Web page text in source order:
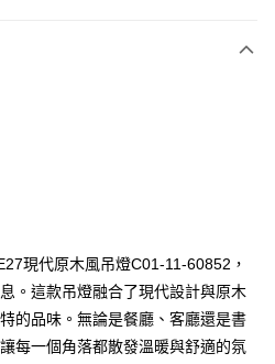
現代原木風吊燈C01-11-60852，
。這款吊燈融合了現代設計與原木
的品味。無論是餐廳、客廳還是書
每一個角落都散發溫暖與舒適的氛